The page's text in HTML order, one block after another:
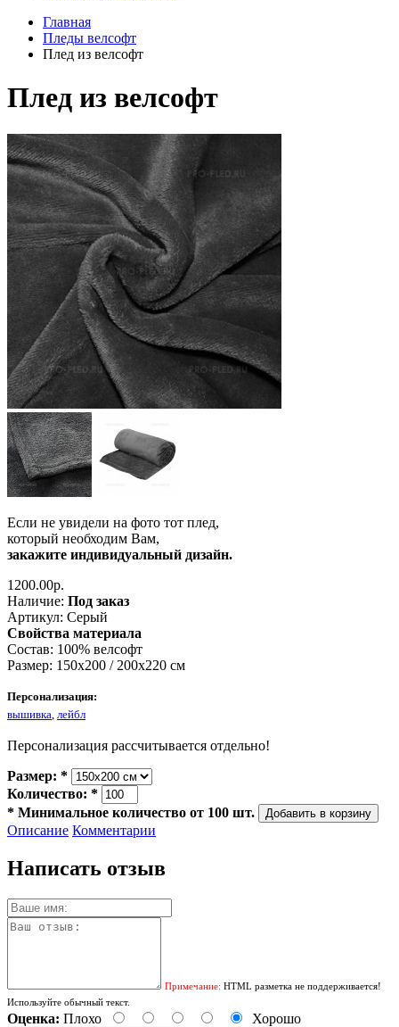
Главная
Пледы велсофт
Плед из велсофт
Плед из велсофт
Если не увидели на фото тот плед,
который необходим Вам,
закажите индивидуальный дизайн.
1200.00р.
Наличие: Под заказ
Артикул: Серый
Свойства материала
Состав: 100% велсофт
Размер: 150х200 / 200х220 см
Персонализация:
вышивка лейбл
Персонализация рассчитывается отдельно!
Размер: *
Количество: *
* Минимальное количество от 100 шт.
Описание Комментарии
Написать отзыв
Примечание: HTML разметка не поддерживается!
Используйте обычный текст.
Оценка: Плохо Хорошо